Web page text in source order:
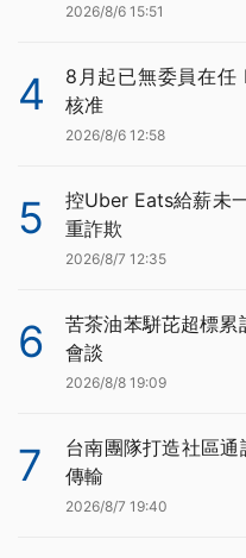
2026/8/6 15:51
4
8月起已無委員在任
核准
2026/8/6 12:58
5
控Uber Eats給薪未
重詐欺
2026/8/7 12:35
6
苦茶油苯駢芘超標
會談
2026/8/8 19:09
7
台南團隊打造社區
傳輸
2026/8/7 19:40